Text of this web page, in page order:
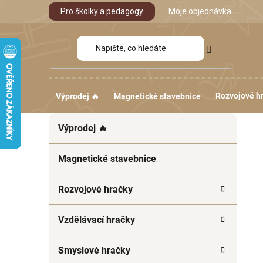
Pro školky a pedagogy Moje objednávka
Výprodej 🔥 Magnetické stavebnice Rozvojové
kategorie
t
g
i
Výprodej 🔥
Magnetické stavebnice
Rozvojové hračky
Vzdělávací hračky
Smyslové hračky